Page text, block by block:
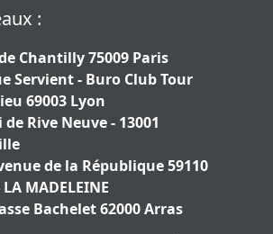
:
Chantilly 75009 Paris
Servient - Buro Club Tour
69003 Lyon
Rive Neuve - 13001
de la République 59110
LA MADELEINE
Bachelet 62000 Arras